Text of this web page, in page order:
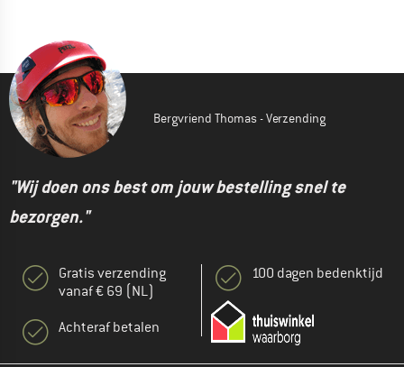
Bergvriend Thomas - Verzending
"Wij doen ons best om jouw bestelling snel te
bezorgen."
Gratis verzending
vanaf € 69 (NL)
Achteraf betalen
100 dagen bedenktijd